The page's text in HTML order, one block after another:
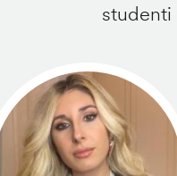
studenti